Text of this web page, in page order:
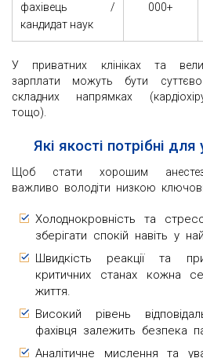
фахівець /
кандидат наук
000+
У приватних клініках та
зарплати можуть бути
складних напрямках
тощо).
Які якості потрібні для
Щоб стати хорошим
важливо володіти низкою
Холоднокровність та
зберігати спокій навіть у
Швидкість реакції та
критичних станах кожна
життя.
Високий рівень
фахівця залежить безпека
Аналітичне мислення та